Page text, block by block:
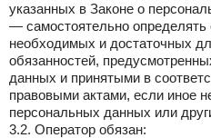
указанных в Законе о
— самостоятельно определять
необходимых и достаточных
обязанностей,
данных и принятыми в
правовыми актами, если иное
персональных данных или
3.2. Оператор обязан: